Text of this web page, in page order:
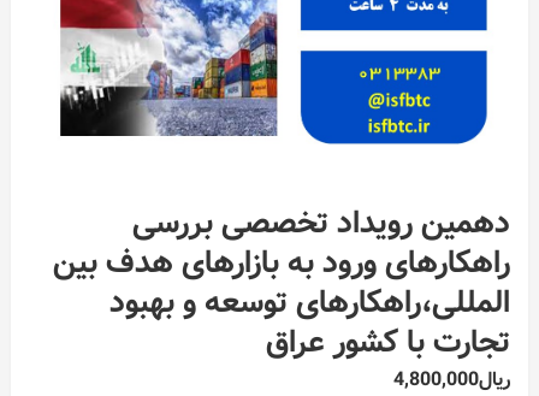
دهمین رویداد تخصصی بررسی
راهکارهای ورود به بازارهای هدف بین
المللی،راهکارهای توسعه و بهبود
تجارت با کشور عراق
ریال4,800,000